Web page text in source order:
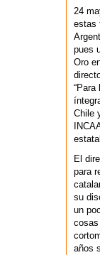
24
estas
pues
Oro
“Para
Chile
El
para
su
un
cosas
años